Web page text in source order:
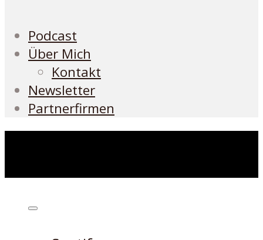
Podcast
Über Mich
Kontakt
Newsletter
Partnerfirmen